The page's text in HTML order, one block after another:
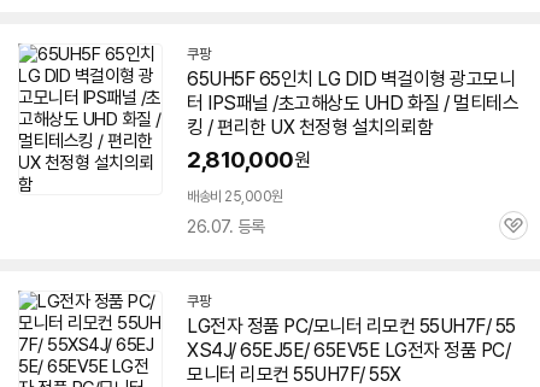
쿠팡
65UH5F65인치 LG DID 벽걸이형 광고모니
터 IPS패널 /초고해상도 UHD 화질 / 멀티테스
킹 / 편리한 UX 천정형 설치의뢰함
2,810,000원
배송비 25,000원
26.07. 등록
관
쿠팡
LG전자 정품 PC/모니터 리모컨 55UH7F/ 55
XS4J/ 65EJ5E/ 65EV5E LG전자 정품 PC/
모니터 리모컨 55UH7F/ 55X